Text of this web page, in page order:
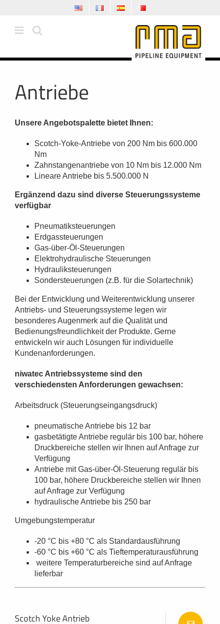
Inhalt
springen
Antriebe
Unsere Angebotspalette bietet Ihnen:
Scotch-Yoke-Antriebe von 200 Nm bis 600.000
Nm
Zahnstangenantriebe von 10 Nm bis 12.000 Nm
Lineare Antriebe bis 5.500.000 N
Ergänzend dazu sind diverse Steuerungssysteme
verfügbar
Pneumatiksteuerungen
Erdgassteuerungen
Gas-über-Öl-Steuerungen
Elektrohydraulische Steuerungen
Hydrauliksteuerungen
Sondersteuerungen (z.B. für die Solartechnik)
Bei der Entwicklung und Weiterentwicklung unserer
Antriebs- und Steuerungssysteme legen wir
besonderes Augenmerk auf die Qualität und
Bedienungsfreundlichkeit der Produkte. Gerne
entwickeln wir auch Lösungen für individuelle
Kundenanforderungen.
niwatec Antriebssysteme sind den
verschiedensten Anforderungen gewachsen:
Arbeitsdruck (Steuerungseingangsdruck)
pneumatische Antriebe bis 12 bar
gasbetätigte Antriebe regulär bis 100 bar, höhere
Druckbereiche stellen wir Ihnen auf Anfrage zur
Verfügung
Antriebe mit Gas-über-Öl-Steuerung regulär bis
100 bar, höhere Druckbereiche stellen wir Ihnen
auf Anfrage zur Verfügung
hydraulische Antriebe bis 250 bar
Umgebungstemperatur
-20 °C bis +80 °C als Standardausführung
-60 °C bis +60 °C als Tieftemperaturausführung
weitere Temperaturbereiche sind auf Anfrage
lieferbar
Scotch Yoke Antrieb